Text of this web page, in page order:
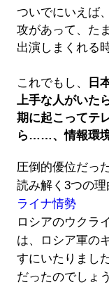
ついでにいえば
攻があって、た
出演しまくれる
これでもし、
日
上手な人がいた
期に起こってテ
ら……、情報環境
圧倒的優位だっ
読み解く3つの理
ライナ情勢
ロシアのウクラ
は、ロシア軍の
すにいたりまし
だったのでしょ